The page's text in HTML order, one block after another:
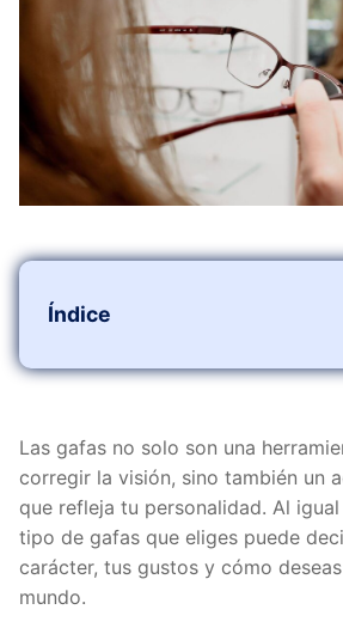
Índice
1. Gafas cuadradas o
3. Gafas ovaladas
La influencia de los colores
Gafas negras o grises
Gafas coloridas
Las gafas no solo son una
corregir la visión, sino también un
que refleja tu personalidad. Al
tipo de gafas que eliges puede
carácter, tus gustos y cómo
mundo.